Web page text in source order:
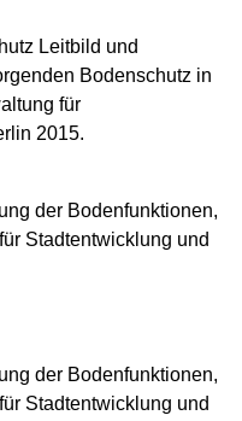
Leitbild und
Bodenschutz in
für
2015.
der Bodenfunktionen,
Stadtentwicklung und
der Bodenfunktionen,
Stadtentwicklung und